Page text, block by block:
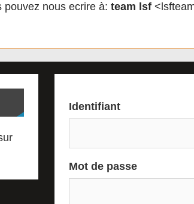
pouvez nous ecrire à: team lsf
Identifiant
Mot de passe